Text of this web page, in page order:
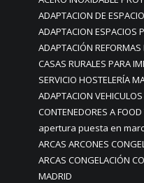
ADAPTACION DE
ADAPTACION ESPACIOS
ADAPTACIÓN REFORMAS
CASAS RURALES PARA
SERVICIO HOSTELERÍA
ADAPTACION
CONTENEDORES A
apertura puesta en
ARCAS ARCONES
ARCAS CONGELACIÓN
MADRID